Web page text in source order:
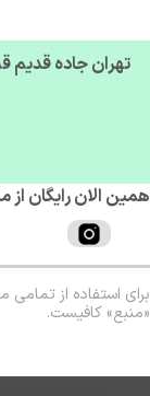
تهران جاده قدیم
الان رایگان از ما
استفاده از تمامی
کافیست.